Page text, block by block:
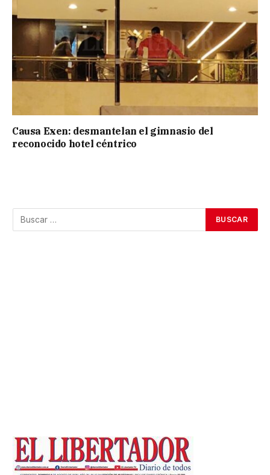
Causa Exen: desmantelan el gimnasio del
reconocido hotel céntrico